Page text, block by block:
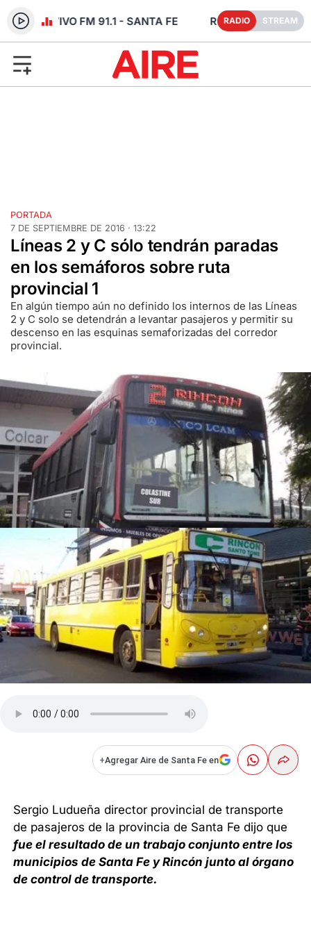
EN VIVO FM 91.1 - SANTA FE RADIO STREAM
PORTADA
7 DE SEPTIEMBRE DE 2016 · 13:22
Líneas 2 y C sólo tendrán paradas
en los semáforos sobre ruta
provincial 1
En algún tiempo aún no definido los internos de las Líneas
2 y C solo se detendrán a levantar pasajeros y permitir su
descenso en las esquinas semaforizadas del corredor
provincial.
+Agregar Aire de Santa Fe en
Sergio Ludueña director provincial de transporte
de pasajeros de la provincia de Santa Fe dijo que
fue el resultado de un trabajo conjunto entre los
municipios de Santa Fe y Rincón junto al órgano
de control de transporte.